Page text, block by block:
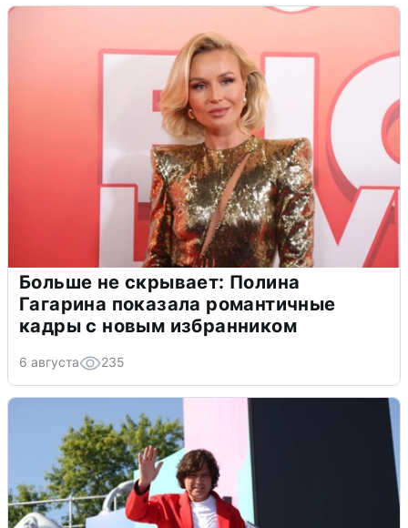
Больше не скрывает: Полина
Гагарина показала романтичные
кадры с новым избранником
6 августа 235